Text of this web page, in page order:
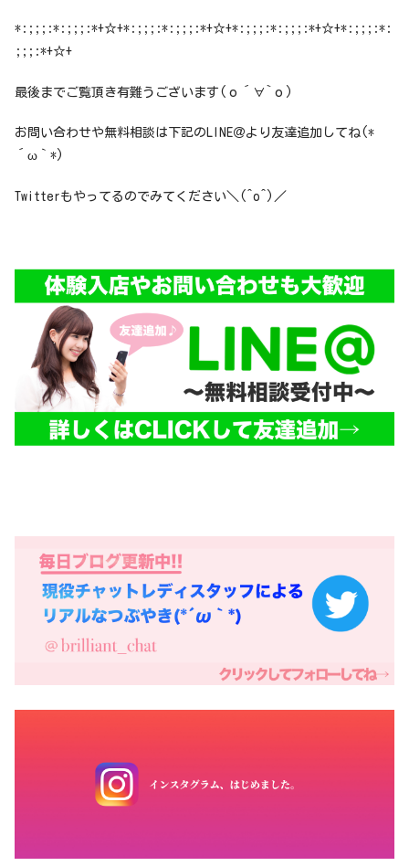
*:;;;:*:;;;:*+☆+*:;;;:*:;;;:*+☆+*:;;;:*:;;;:*+☆+*:;;;:*:
;;;:*+☆+
最後までご覧頂き有難うございます(о´∀`о)
お問い合わせや無料相談は下記のLINE＠より友達追加してね(*
´ω｀*)
Twitterもやってるのでみてください＼(^o^)／